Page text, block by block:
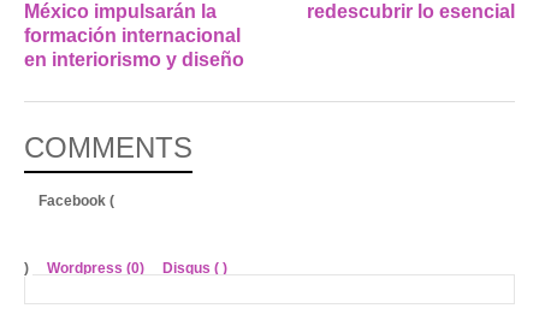
México impulsarán la
formación internacional
en interiorismo y diseño
redescubrir lo esencial
COMMENTS
Facebook (
) Wordpress (0) Disqus ( )